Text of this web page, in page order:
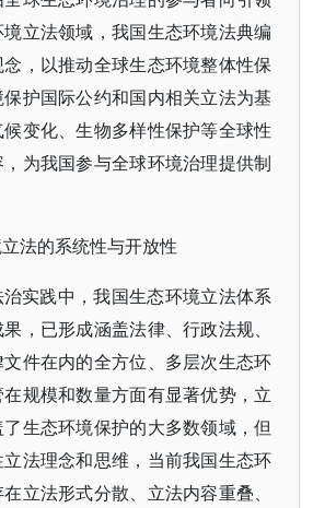
立法领域，我国生态环境法典编
，以推动全球生态环境整体性保
护国际公约和国内相关立法为基
变化、生物多样性保护等全球性
为我国参与全球环境治理提供制
法的系统性与开放性
实践中，我国生态环境立法体系
，已形成涵盖法律、行政法规、
件在内的全方位、多层次生态环
规模和数量方面有显著优势，立
生态环境保护的大多数领域，但
法理念和思维，当前我国生态环
立法形式分散、立法内容重叠、